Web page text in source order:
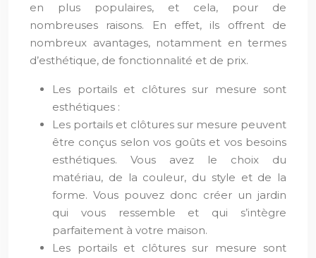
en plus populaires, et cela, pour de
nombreuses raisons. En effet, ils offrent de
nombreux avantages, notamment en termes
d’esthétique, de fonctionnalité et de prix.
Les portails et clôtures sur mesure sont
esthétiques :
Les portails et clôtures sur mesure peuvent
être conçus selon vos goûts et vos besoins
esthétiques. Vous avez le choix du
matériau, de la couleur, du style et de la
forme. Vous pouvez donc créer un jardin
qui vous ressemble et qui s’intègre
parfaitement à votre maison.
Les portails et clôtures sur mesure sont